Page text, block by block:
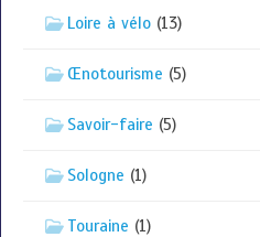
Loire à vélo (13)
Œnotourisme (5)
Savoir-faire (5)
Sologne (1)
Touraine (1)